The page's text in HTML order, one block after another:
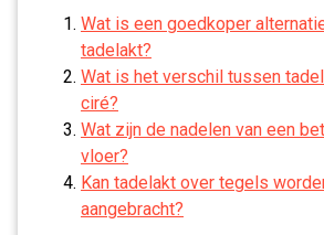
Wat is een goedkoper
tadelakt?
Wat is het verschil tussen
ciré?
Wat zijn de nadelen van een
vloer?
Kan tadelakt over tegels
aangebracht?